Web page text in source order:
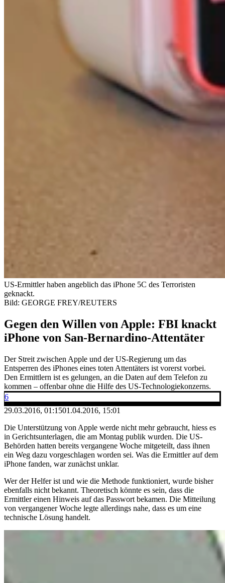
US-Ermittler haben angeblich das iPhone 5C des Terroristen
geknackt.
Bild: GEORGE FREY/REUTERS
Gegen den Willen von Apple: FBI knackt
iPhone von San-Bernardino-Attentäter
Der Streit zwischen Apple und der US-Regierung um das
Entsperren des iPhones eines toten Attentäters ist vorerst vorbei.
Den Ermittlern ist es gelungen, an die Daten auf dem Telefon zu
kommen – offenbar ohne die Hilfe des US-Technologiekonzerns.
6
29.03.2016, 01:1501.04.2016, 15:01
Die Unterstützung von Apple werde nicht mehr gebraucht, hiess es
in Gerichtsunterlagen, die am Montag publik wurden. Die US-
Behörden hatten bereits vergangene Woche mitgeteilt, dass ihnen
ein Weg dazu vorgeschlagen worden sei. Was die Ermittler auf dem
iPhone fanden, war zunächst unklar.
Wer der Helfer ist und wie die Methode funktioniert, wurde bisher
ebenfalls nicht bekannt. Theoretisch könnte es sein, dass die
Ermittler einen Hinweis auf das Passwort bekamen. Die Mitteilung
von vergangener Woche legte allerdings nahe, dass es um eine
technische Lösung handelt.